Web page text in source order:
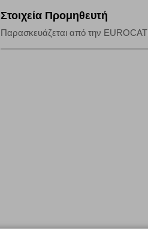
Στοιχεία Προμηθευτή
Παρασκευάζεται από την